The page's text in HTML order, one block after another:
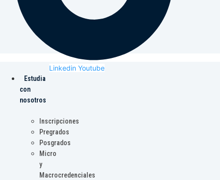
Linkedin Youtube
Estudia
con
nosotros
Inscripciones
Pregrados
Posgrados
Micro
y
Macrocredenciales